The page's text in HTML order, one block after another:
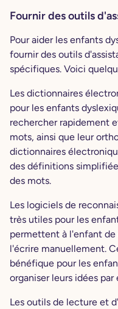
Fournir des outils
Pour aider les enfants
fournir des outils
spécifiques. Voici
Les dictionnaires
pour les enfants
rechercher rapidement
mots, ainsi que leur
dictionnaires
des définitions
des mots.
Les logiciels de
très utiles pour les
permettent à l'enfant
l'écrire manuellement.
bénéfique pour les
organiser leurs idées par
Les outils de lecture et